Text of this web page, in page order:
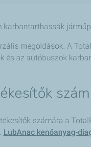
megoldások. A
az autóbuszok
számára a
LubAnac kenőanyag-